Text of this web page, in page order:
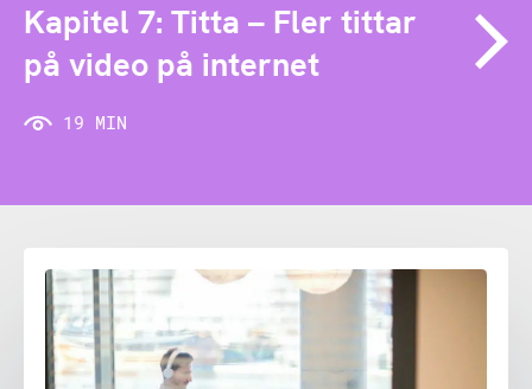
Kapitel 7: Titta – Fler tittar
på video på internet
19 MIN